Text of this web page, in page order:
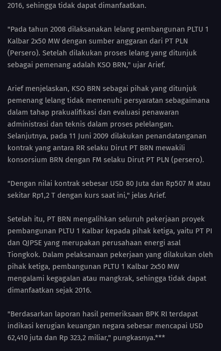
2016, sehingga tidak dapat dimanfaatkan.
"Pada tahun 2008 dilaksanakan lelang pembangunan PLTU 1
Kalbar 2x50 MW dengan sumber anggaran dari PT PLN
(Persero). Setelah dilakukan proses lelang yang ditunjuk
sebagai pemenang adalah KSO BRN," ujar Arief.
Arief menjelaskan, KSO BRN sebagai pihak yang ditunjuk
pemenang lelang tidak memenuhi persyaratan sebagaimana
dalam tahap prakualifikasi dan evaluasi penawaran
administrasi dan teknis dalam proses pelelangan.
Selanjutnya, pada 11 Juni 2009 dilakukan penandatanganan
kontrak yang antara RR selaku Dirut PT BRN mewakili
konsorsium BRN dengan FM selaku Dirut PT PLN (persero).
"Dengan nilai kontrak sebesar USD 80 Juta dan Rp507 M atau
sekitar Rp1,2 T dengan kurs saat ini," jelas Arief.
Setelah itu, PT BRN mengalihkan seluruh pekerjaan proyek
pembangunan PLTU 1 Kalbar kepada pihak ketiga, yaitu PT PI
dan QJPSE yang merupakan perusahaan energi asal
Tiongkok. Dalam pelaksanaan pekerjaan yang dilakukan oleh
pihak ketiga, pembangunan PLTU 1 Kalbar 2x50 MW
mengalami kegagalan atau mangkrak, sehingga tidak dapat
dimanfaatkan sejak 2016.
"Berdasarkan laporan hasil pemeriksaan BPK RI terdapat
indikasi kerugian keuangan negara sebesar mencapai USD
62,410 juta dan Rp 323,2 miliar," pungkasnya.***